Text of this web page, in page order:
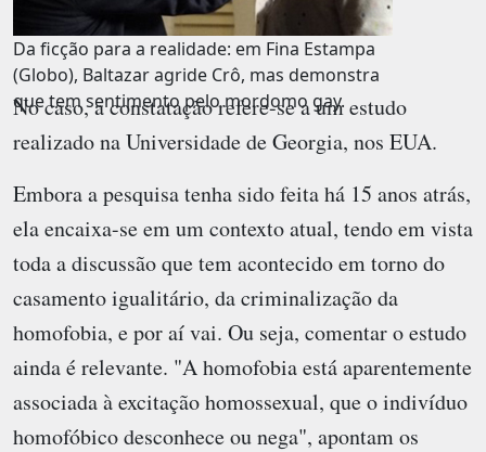
Da ficção para a realidade: em Fina Estampa
(Globo), Baltazar agride Crô, mas demonstra
que tem sentimento pelo mordomo gay.
No caso, a constatação refere-se a um estudo
realizado na Universidade de Georgia, nos EUA.
Embora a pesquisa tenha sido feita há 15 anos atrás,
ela encaixa-se em um contexto atual, tendo em vista
toda a discussão que tem acontecido em torno do
casamento igualitário, da criminalização da
homofobia, e por aí vai. Ou seja, comentar o estudo
ainda é relevante. "A homofobia está aparentemente
associada à excitação homossexual, que o indivíduo
homofóbico desconhece ou nega", apontam os